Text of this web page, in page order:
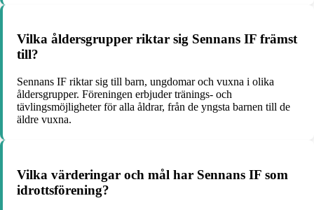
Vilka åldersgrupper riktar sig Sennans IF främst
till?
Sennans IF riktar sig till barn, ungdomar och vuxna i olika
åldersgrupper. Föreningen erbjuder tränings- och
tävlingsmöjligheter för alla åldrar, från de yngsta barnen till de
äldre vuxna.
Vilka värderingar och mål har Sennans IF som
idrottsförening?